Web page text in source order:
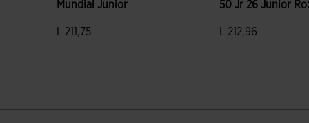
Mundial Junior
Verde Fosforescent
L 211,75
50 Jr 26 Junior
L 212,96